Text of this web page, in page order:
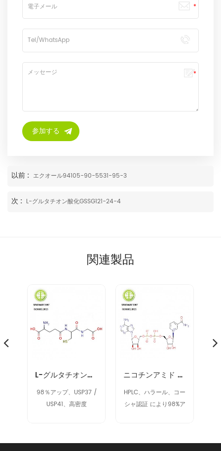
以前 : エクオール94105-90-5531-95-3
次 : L-グルタチオン酸化GSSG121-24-4
関連製品
L-グルタチオン削減（GSH）70-18-8
98％アップ、USP37 /
USP41、高密度
ニコチンアミド アデニン ジヌクレオチド NAD 53-84-9
HPLC、ハラール、コー
シャ認証 により98%ア